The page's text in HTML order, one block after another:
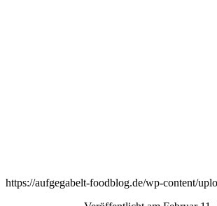
https://aufgegabelt-foodblog.de/wp-content/